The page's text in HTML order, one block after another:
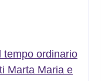
tempo ordinario
Marta Maria e